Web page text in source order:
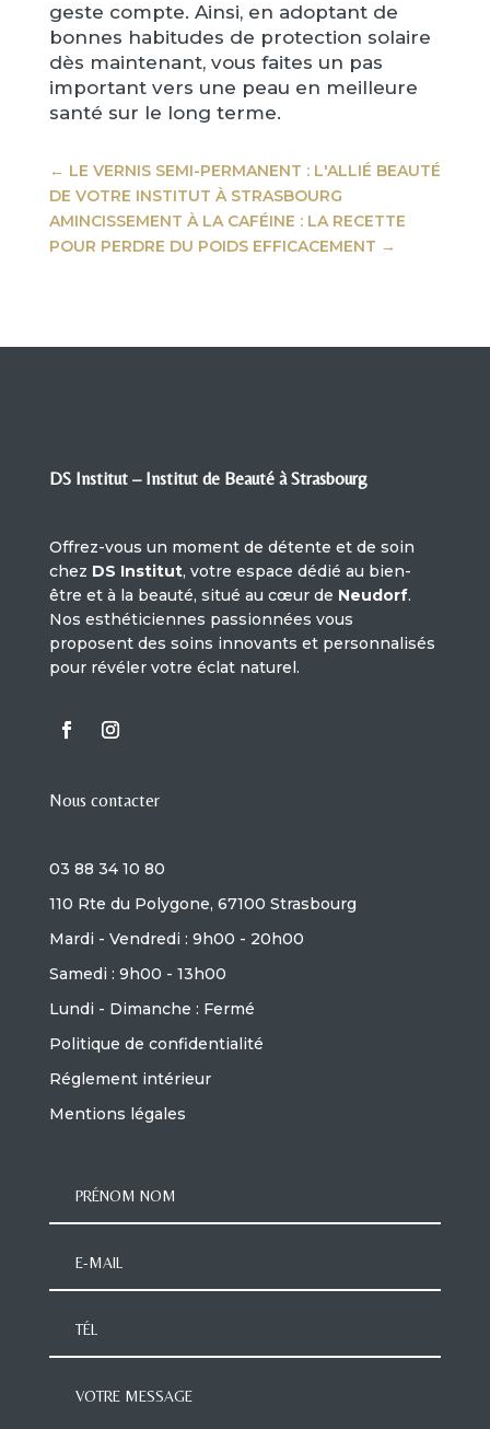
geste compte. Ainsi, en adoptant de
bonnes habitudes de protection solaire
dès maintenant, vous faites un pas
important vers une peau en meilleure
santé sur le long terme.
← LE VERNIS SEMI-PERMANENT : L'ALLIÉ BEAUTÉ
DE VOTRE INSTITUT À STRASBOURG
AMINCISSEMENT À LA CAFÉINE : LA RECETTE
POUR PERDRE DU POIDS EFFICACEMENT →
DS Institut – Institut de Beauté à Strasbourg
Offrez-vous un moment de détente et de soin
chez DS Institut, votre espace dédié au bien-
être et à la beauté, situé au cœur de Neudorf.
Nos esthéticiennes passionnées vous
proposent des soins innovants et personnalisés
pour révéler votre éclat naturel.
Nous contacter
03 88 34 10 80
110 Rte du Polygone, 67100 Strasbourg
Mardi - Vendredi : 9h00 - 20h00
Samedi : 9h00 - 13h00
Lundi - Dimanche : Fermé
Politique de confidentialité
Réglement intérieur
Mentions légales